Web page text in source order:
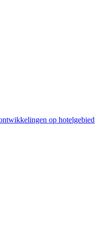
op hotelgebied